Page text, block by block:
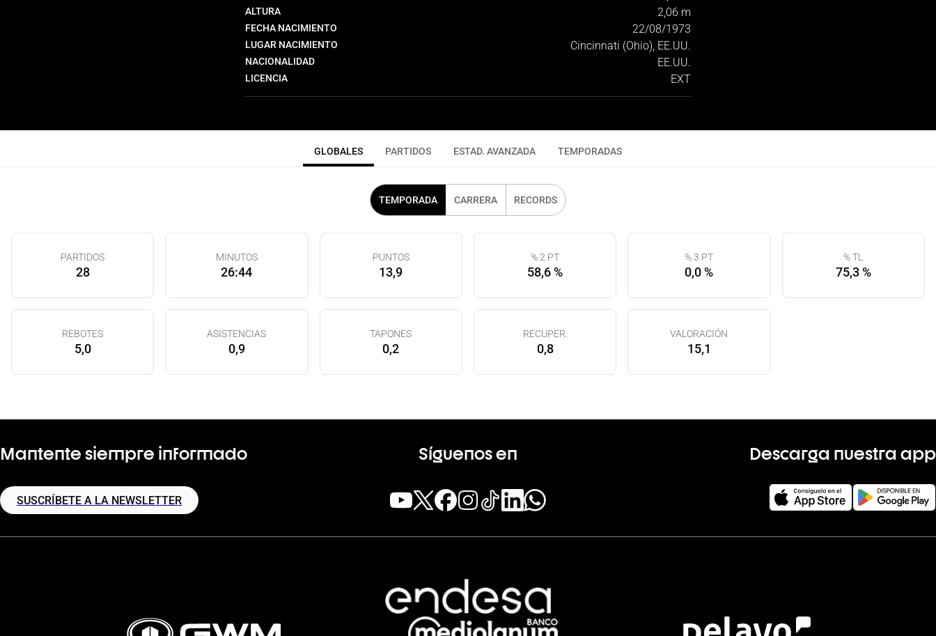
ALTURA 2,06 m
FECHA NACIMIENTO 22/08/1973
LUGAR NACIMIENTO Cincinnati (Ohio), EE.UU.
NACIONALIDAD EE.UU.
LICENCIA EXT
GLOBALES PARTIDOS ESTAD. AVANZADA TEMPORADAS
TEMPORADA CARRERA RECORDS
PARTIDOS
28
MINUTOS
26:44
PUNTOS
13,9
% 2 PT
58,6 %
% 3 PT
0,0 %
% TL
75,3 %
REBOTES
5,0
ASISTENCIAS
0,9
TAPONES
0,2
RECUPER.
0,8
VALORACIÓN
15,1
Mantente siempre informado
SUSCRÍBETE A LA NEWSLETTER
Síguenos en Descarga nuestra app